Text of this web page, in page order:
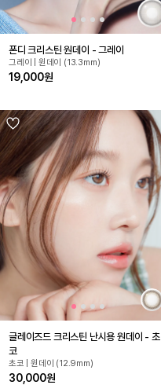
폰디 크리스틴 원데이 - 그레이
그레이 | 원데이 (13.3mm)
19,000원
글레이즈드 크리스틴 난시용 원데이 - 초
코
초코 | 원데이 (12.9mm)
30,000원